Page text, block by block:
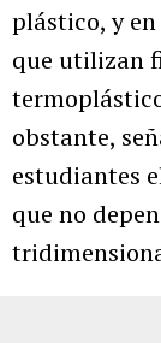
plástico, y
que utilizan
obstante,
estudiantes
que no